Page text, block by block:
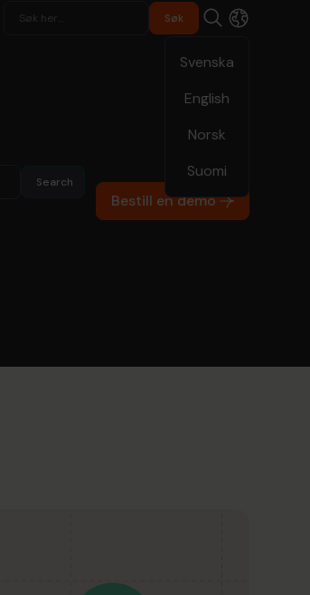
Svenska
English
Norsk
Suomi
Bestill en demo